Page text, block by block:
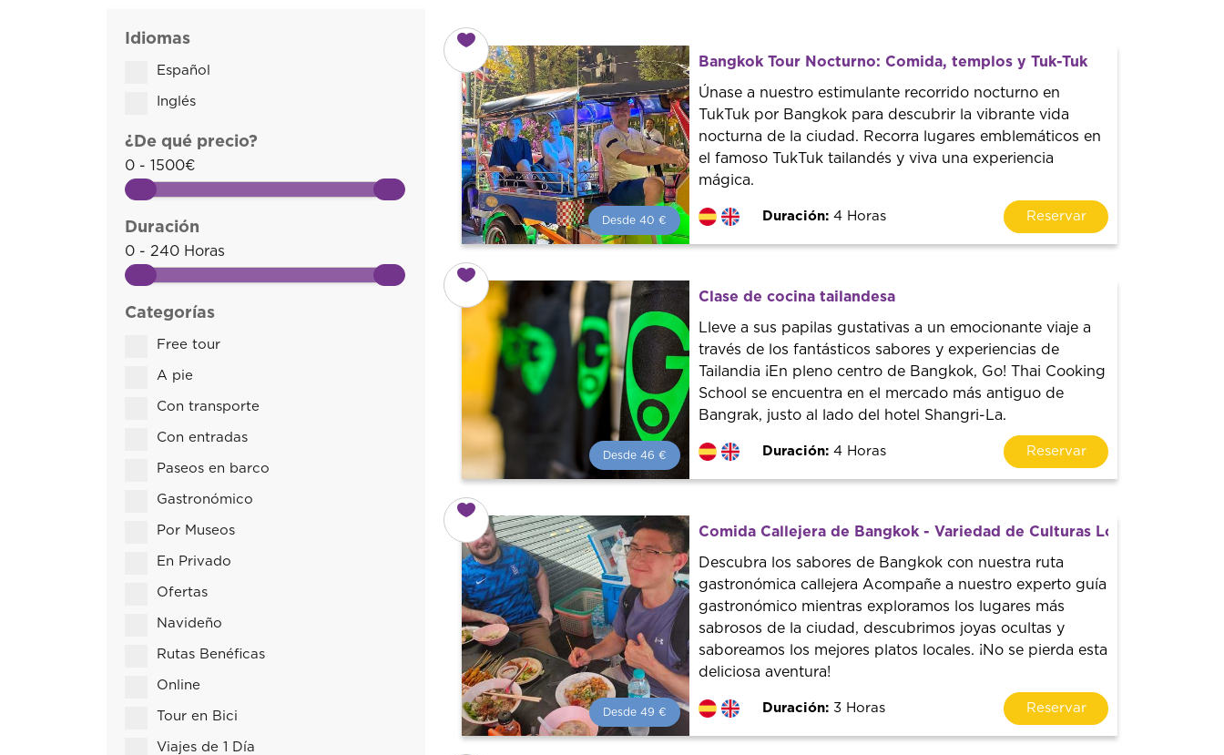
Idiomas
Español
Inglés
¿De qué precio?
0 - 1500€
Duración
0 - 240 Horas
Categorías
Free tour
A pie
Con transporte
Con entradas
Paseos en barco
Gastronómico
Por Museos
En Privado
Ofertas
Navideño
Rutas Benéficas
Online
Tour en Bici
Viajes de 1 Día
Desde 40 €
¡Reserva con nosotros!
Colaboramos con los mejores
guías de la ciudad para tener el
mejor precio y servicio.
Bangkok Tour Nocturno: Comida, templos y Tuk-Tuk
Únase a nuestro estimulante recorrido nocturno en
TukTuk por Bangkok para descubrir la vibrante vida
nocturna de la ciudad. Recorra lugares emblemáticos en
el famoso TukTuk tailandés y viva una experiencia
mágica.
Duración: 4 Horas Reservar
Desde 46 €
¡Reserva con nosotros!
Colaboramos con los mejores
guías de la ciudad para tener el
mejor precio y servicio.
Clase de cocina tailandesa
Lleve a sus papilas gustativas a un emocionante viaje a
través de los fantásticos sabores y experiencias de
Tailandia ¡En pleno centro de Bangkok, Go! Thai Cooking
School se encuentra en el mercado más antiguo de
Bangrak, justo al lado del hotel Shangri-La.
Duración: 4 Horas Reservar
Desde 49 €
Comida Callejera de Bangkok - Variedad de Culturas Locales Sabrosas
Descubra los sabores de Bangkok con nuestra ruta
gastronómica callejera Acompañe a nuestro experto guía
gastronómico mientras exploramos los lugares más
sabrosos de la ciudad, descubrimos joyas ocultas y
saboreamos los mejores platos locales. ¡No se pierda esta
deliciosa aventura!
Duración: 3 Horas Reservar